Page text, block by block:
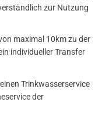
zur Nutzung
maximal 10km zu der
individueller Transfer
Trinkwasserservice
der